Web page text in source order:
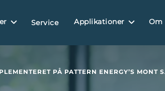
Service Applikationer Om
PÅ PATTERN ENERGY’S